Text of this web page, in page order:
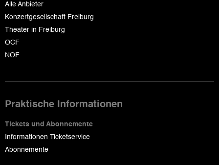
Alle Anbieter
Konzertgesellschaft Freiburg
Theater in Freiburg
OCF
NOF
Praktische Informationen
Tickets und Abonnemente
Informationen Ticketservice
Abonnemente